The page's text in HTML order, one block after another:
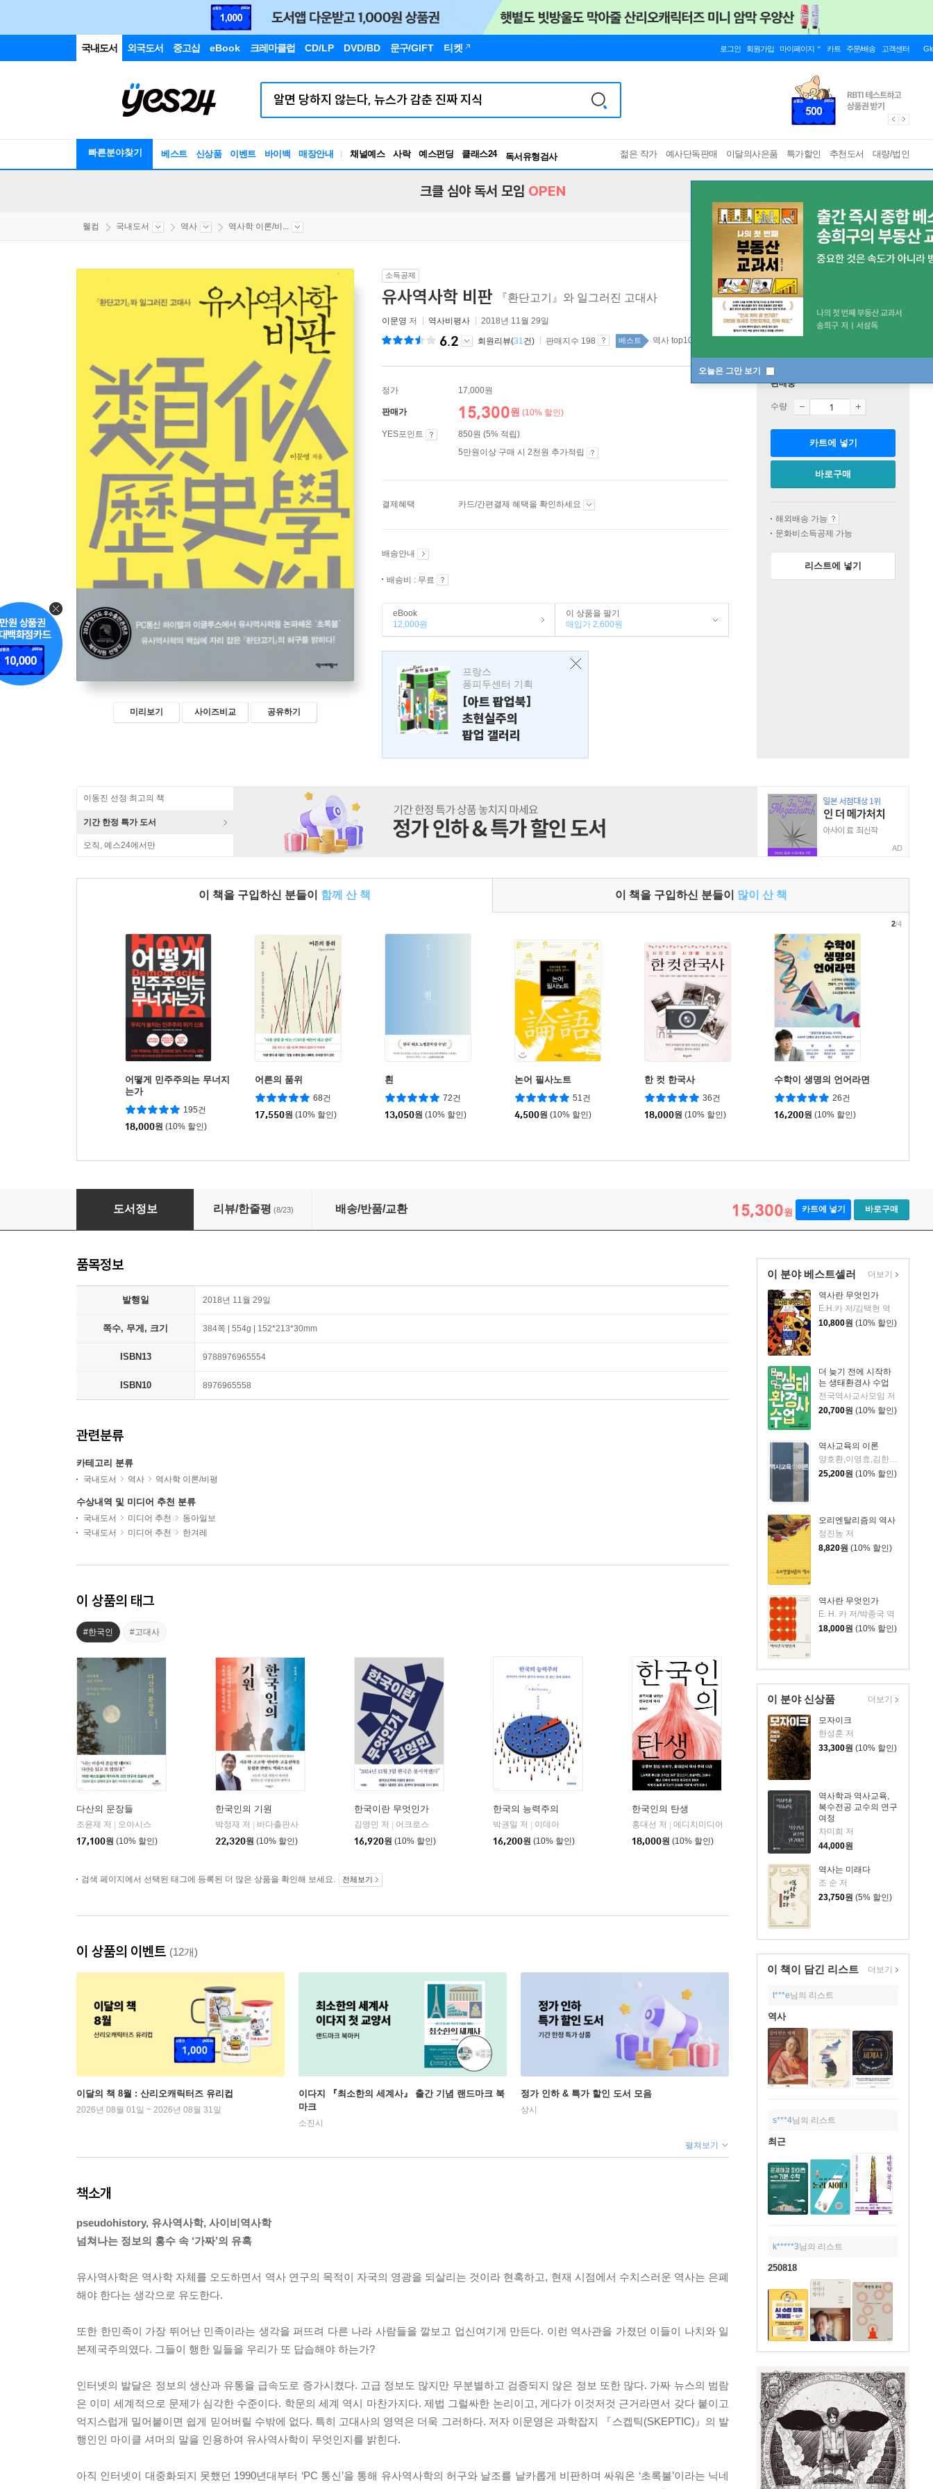
국내도서 외국도서 중고샵 eBook 크레마클럽 CD/LP DVD/BD 문구/GIFT 티켓 로그인 회원가입 마이페이지 카트 주문/배송 고객센터
빠른분야찾기 베스트 신상품 이벤트 바이백 매장안내 채널예스 사락 예스펀딩 클래스24
독서유형검사
RBTI Lab
젊은 작가 예사단독판매 이달의사은품 특가할인 추천도서 대량/법인
오늘은 그만 보기
크클 심야 독서 모임 OPEN
웰컴 국내도서 역사 역사학 이론/비...
미리보기 사이즈비교 공유하기
소득공제
유사역사학 비판 『환단고기』와 일그러진 고대사
이문영 저 역사비평사 2018년 11월 29일
6.2 회원리뷰(31건) 판매지수 198 베스트 역사 top100 8주
정가 17,000원
판매가 15,300원 (10% 할인)
YES포인트
850원 (5% 적립)
5만원이상 구매 시 2천원 추가적립
결제혜택 카드/간편결제 혜택을 확인하세요
배송안내
배송비 : 무료
eBook
12,000원
이 상품을 팔기
매입가 2,600원
프랑스
퐁피두센터 기획
[아트 팝업북]
초현실주의
팝업 갤러리
판매중
수량
카트에 넣기
바로구매
해외배송 가능
문화비소득공제 가능
리스트에 넣기
이동진 선정 최고의 책
기간 한정 특가 도서
오직, 예스24에서만 AD
이 책을 구입하신 분들이 함께 산 책 이 책을 구입하신 분들이 많이 산 책
어떻게 민주주의는 무너지
는가
195건
18,000원 (10% 할인)
어른의 품위
68건
17,550원 (10% 할인)
흰
72건
13,050원 (10% 할인)
논어 필사노트
51건
4,500원 (10% 할인)
한 컷 한국사
36건
18,000원 (10% 할인)
수학이 생명의 언어라면
26건
16,200원 (10% 할인)
2/4
유사역사학 비판
도서정보 리뷰/한줄평 (8/23) 배송/반품/교환 15,300원 카트에 넣기 바로구매
이 분야 베스트셀러
역사란 무엇인가
E.H.카 저/김택현 역
10,800원 (10% 할인)
더 늦기 전에 시작하
는 생태환경사 수업
전국역사교사모임 저
20,700원 (10% 할인)
역사교육의 이론
양호환,이영효,김한종,정선영,송상헌 공저
25,200원 (10% 할인)
오리엔탈리즘의 역사
정진농 저
8,820원 (10% 할인)
역사란 무엇인가
E. H. 카 저/박종국 역
18,000원 (10% 할인)
더보기
이 분야 신상품
모자이크
한성훈 저
33,300원 (10% 할인)
역사학과 역사교육,
복수전공 교수의 연구
여정
차미희 저
44,000원
역사는 미래다
조 순 저
23,750원 (5% 할인)
더보기
이 책이 담긴 리스트 더보기
t***e님의 리스트
역사
s***4님의 리스트
최근
k*****3님의 리스트
250818
품목정보
발행일 2018년 11월 29일
쪽수, 무게, 크기 384쪽 | 554g | 152*213*30mm
ISBN13 9788976965554
ISBN10 8976965558
관련분류
카테고리 분류
국내도서 역사 역사학 이론/비평
수상내역 및 미디어 추천 분류
국내도서 미디어 추천
동아일보
국내도서
미디어 추천 한겨레
이 상품의 태그
#한국인 #고대사
다산의 문장들
조윤제 저
오아시스
17,100원 (10% 할인)
한국인의 기원
박정재 저
바다출판사
22,320원 (10% 할인)
한국이란 무엇인가
김영민 저
어크로스
16,920원 (10% 할인)
한국의 능력주의
박권일 저
이데아
16,200원 (10% 할인)
한국인의 탄생
홍대선 저
메디치미디어
18,000원 (10% 할인)
검색 페이지에서 선택된 태그에 등록된 더 많은 상품을 확인해 보세요. 전체보기
이 상품의 이벤트 (12개)
이달의 책 8월 : 산리오캐릭터즈 유리컵
2026년 08월 01일 ~ 2026년 08월 31일
이다지 『최소한의 세계사』 출간 기념 랜드마크 북
마크
소진시
정가 인하 & 특가 할인 도서 모음
상시
펼쳐보기
책소개
pseudohistory, 유사역사학, 사이비역사학
넘쳐나는 정보의 홍수 속 ‘가짜’의 유혹
유사역사학은 역사학 자체를 오도하면서 역사 연구의 목적이 자국의 영광을 되살리는 것이라 현혹하고, 현재 시점에서 수치스러운 역사는 은폐
해야 한다는 생각으로 유도한다.
또한 한민족이 가장 뛰어난 민족이라는 생각을 퍼뜨려 다른 나라 사람들을 깔보고 업신여기게 만든다. 이런 역사관을 가졌던 이들이 나치와 일
본제국주의였다. 그들이 행한 일들을 우리가 또 답습해야 하는가?
인터넷의 발달은 정보의 생산과 유통을 급속도로 증가시켰다. 고급 정보도 많지만 무분별하고 검증되지 않은 정보 또한 많다. 가짜 뉴스의 범람
은 이미 세계적으로 문제가 심각한 수준이다. 학문의 세계 역시 마찬가지다. 제법 그럴싸한 논리이고, 게다가 이것저것 근거라면서 갖다 붙이고
억지스럽게 밀어붙이면 쉽게 믿어버릴 수밖에 없다. 특히 고대사의 영역은 더욱 그러하다. 저자 이문영은 과학잡지 『스켑틱(SKEPTIC)』의 발
행인인 마이클 셔머의 말을 인용하여 유사역사학이 무엇인지를 밝힌다.
아직 인터넷이 대중화되지 못했던 1990년대부터 ‘PC 통신’을 통해 유사역사학의 허구와 날조를 날카롭게 비판하며 싸워온 ‘초록불’이라는 닉네